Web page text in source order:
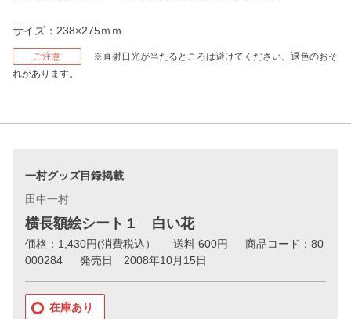
サイズ：238×275ｍｍ
ご注意
※直射日光が当たるところは避けてください。退色のおそ
れがあります。
一村グッズ目録掲載
田中一村
横長額絵シート１ 白い花
価格： 1,430円(消費税込） 送料 600円
商品コード：80
000284
発売日 2008年10月15日
在庫あり